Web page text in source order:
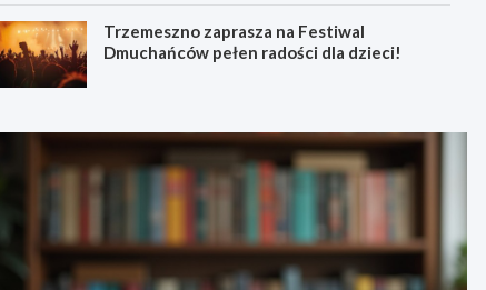
Trzemeszno zaprasza na Festiwal
Dmuchańców pełen radości dla dzieci!